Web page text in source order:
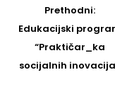
navigation
Prethodni:
Edukacijski
“Praktičar_ka
socijalnih